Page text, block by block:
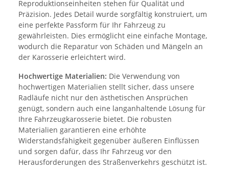
Reproduktionseinheiten stehen für Qualität und
Präzision. Jedes Detail wurde sorgfältig konstruiert, um
eine perfekte Passform für Ihr Fahrzeug zu
gewährleisten. Dies ermöglicht eine einfache Montage,
wodurch die Reparatur von Schäden und Mängeln an
der Karosserie erleichtert wird.
Hochwertige Materialien: Die Verwendung von
hochwertigen Materialien stellt sicher, dass unsere
Radläufe nicht nur den ästhetischen Ansprüchen
genügt, sondern auch eine langanhaltende Lösung für
Ihre Fahrzeugkarosserie bietet. Die robusten
Materialien garantieren eine erhöhte
Widerstandsfähigkeit gegenüber äußeren Einflüssen
und sorgen dafür, dass Ihr Fahrzeug vor den
Herausforderungen des Straßenverkehrs geschützt ist.